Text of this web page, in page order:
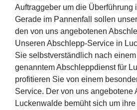
Auftraggeber um die Überführung
Gerade im Pannenfall sollen
den von uns angebotenen
Unseren Abschlepp-Service in
Sie selbstverständlich nach
genanntem Abschleppdienst für
profitieren Sie von einem
Service. Der von uns angebotene
Luckenwalde bemüht sich um